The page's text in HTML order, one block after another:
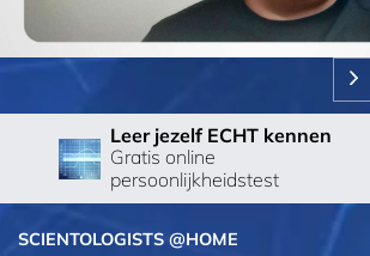
Video
Leer jezelf ECHT kennen
Gratis online
persoonlijkheidstest
SCIENTOLOGISTS @HOME